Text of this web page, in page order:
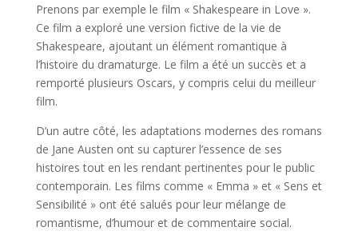
Prenons par exemple le film « Shakespeare in Love ».
Ce film a exploré une version fictive de la vie de
Shakespeare, ajoutant un élément romantique à
l’histoire du dramaturge. Le film a été un succès et a
remporté plusieurs Oscars, y compris celui du meilleur
film.
D’un autre côté, les adaptations modernes des romans
de Jane Austen ont su capturer l’essence de ses
histoires tout en les rendant pertinentes pour le public
contemporain. Les films comme « Emma » et « Sens et
Sensibilité » ont été salués pour leur mélange de
romantisme, d’humour et de commentaire social.